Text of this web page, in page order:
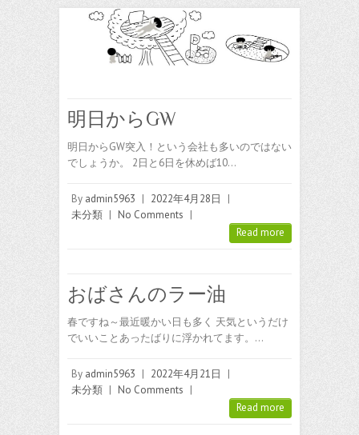
明日からGW
明日からGW突入！という会社も多いのではない
でしょうか。 2日と6日を休めば10…
By admin5963 | 2022年4月28日
|
未分類 | No Comments |
Read more
おばさんのラー油
春ですね～最近暖かい日も多く 天気というだけ
でいいことあったばりに浮かれてます。…
By admin5963 | 2022年4月21日
|
未分類 | No Comments |
Read more